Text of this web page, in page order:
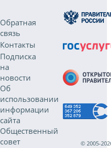
Обратная
связь
Контакты
Подписка
на
новости
Об
использовании
информации
сайта
Общественный
совет
© 2005-